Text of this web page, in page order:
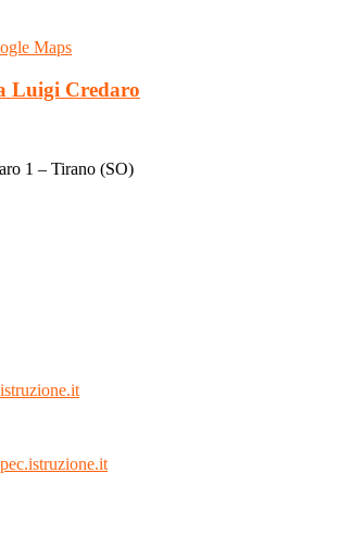
Maps
Luigi Credaro
1 – Tirano (SO)